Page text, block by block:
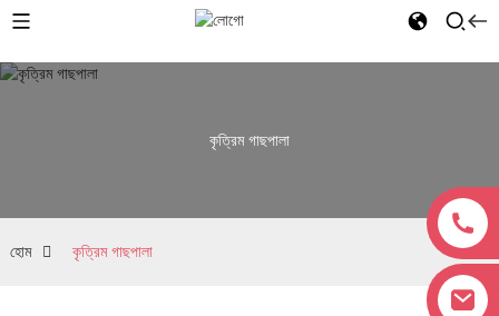
কৃত্রিম গাছপালা
হোম কৃত্রিম গাছপালা